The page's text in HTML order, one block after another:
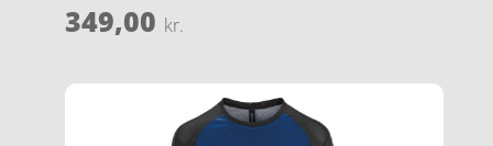
349,00 kr.